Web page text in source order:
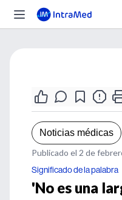
Noticias médicas
Publicado el 2 de
Significado de la palabra
'No es una